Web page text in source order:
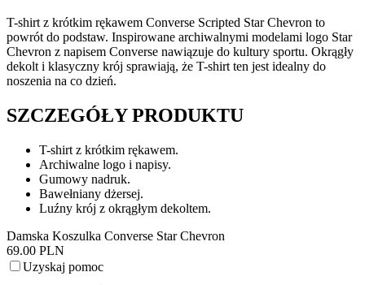
T-shirt z krótkim rękawem Converse Scripted Star Chevron to
powrót do podstaw. Inspirowane archiwalnymi modelami logo Star
Chevron z napisem Converse nawiązuje do kultury sportu. Okrągły
dekolt i klasyczny krój sprawiają, że T-shirt ten jest idealny do
noszenia na co dzień.
SZCZEGÓŁY PRODUKTU
T-shirt z krótkim rękawem.
Archiwalne logo i napisy.
Gumowy nadruk.
Bawełniany dżersej.
Luźny krój z okrągłym dekoltem.
Damska Koszulka Converse Star Chevron
69.00 PLN
Uzyskaj pomoc